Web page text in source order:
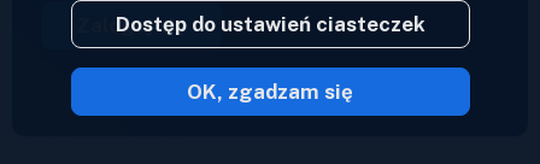
Zaloguj się
2023 © Inoreader
Dostęp do ustawień ciasteczek
OK, zgadzam się